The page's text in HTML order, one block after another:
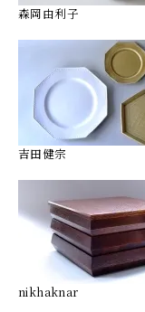
森岡由利子
吉田健宗
nikhaknar